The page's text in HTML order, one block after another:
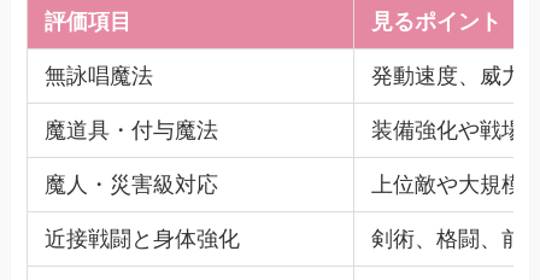
評価項目 見るポイント
無詠唱魔法 発動速度、威力
魔道具・付与魔法 装備強化や戦場
魔人・災害級対応 上位敵や大規模
近接戦闘と身体強化 剣術、格闘、前